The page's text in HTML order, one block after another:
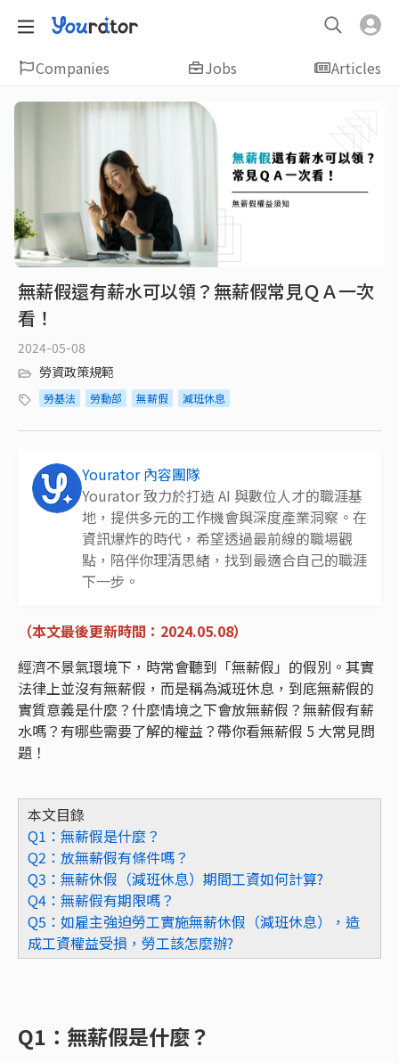
Companies Jobs Articles
無薪假還有薪水可以領？無薪假常見ＱＡ一次
看！
2024-05-08
勞資政策規範
勞基法 勞動部 無薪假 減班休息
Yourator 內容團隊
Yourator 致力於打造 AI 與數位人才的職涯基
地，提供多元的工作機會與深度產業洞察。在
資訊爆炸的時代，希望透過最前線的職場觀
點，陪伴你理清思緒，找到最適合自己的職涯
下一步。
（本文最後更新時間：2024.05.08）
經濟不景氣環境下，時常會聽到「無薪假」的假別。其實
法律上並沒有無薪假，而是稱為減班休息，到底無薪假的
實質意義是什麼？什麼情境之下會放無薪假？無薪假有薪
水嗎？有哪些需要了解的權益？帶你看無薪假 5 大常見問
題！
本文目錄
Q1：無薪假是什麼？
Q2： 放無薪假有條件嗎？
Q3： 無薪休假（減班休息）期間工資如何計算?
Q4： 無薪假有期限嗎？
Q5： 如雇主強迫勞工實施無薪休假（減班休息），造
成工資權益受損，勞工該怎麼辦?
Q1：無薪假是什麼？